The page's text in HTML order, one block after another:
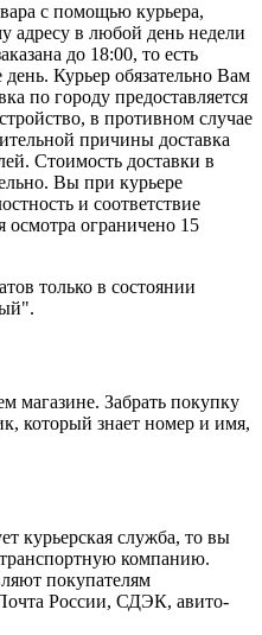
с помощью курьера,
адресу в любой день недели
до 18:00, то есть
Курьер обязательно Вам
по городу предоставляется
в противном случае
причины доставка
Стоимость доставки в
Вы при курьере
и соответствие
осмотра ограничено 15
только в состоянии
магазине. Забрать покупку
который знает номер и имя,
курьерская служба, то вы
транспортную компанию.
покупателям
России, СДЭК, авито-